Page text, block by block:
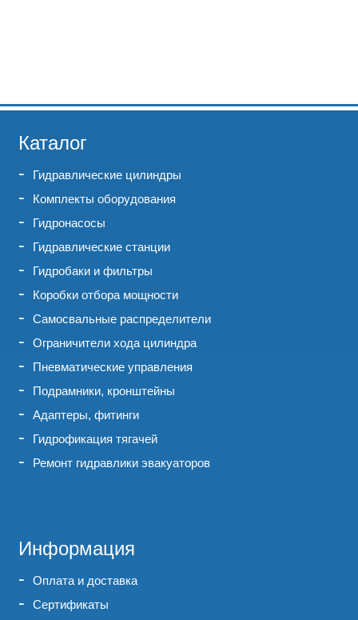
Каталог
Гидравлические цилиндры
Комплекты оборудования
Гидронасосы
Гидравлические станции
Гидробаки и фильтры
Коробки отбора мощности
Самосвальные распределители
Ограничители хода цилиндра
Пневматические управления
Подрамники, кронштейны
Адаптеры, фитинги
Гидрофикация тягачей
Ремонт гидравлики эвакуаторов
Информация
Оплата и доставка
Сертификаты